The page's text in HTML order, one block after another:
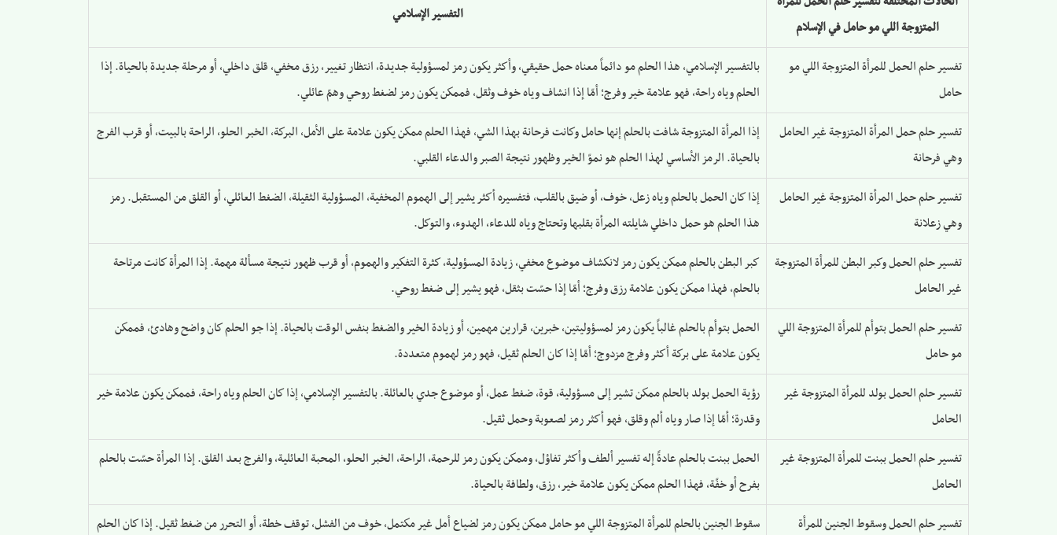
المتزوجة اللي مو حامل في الإسلام
التفسير الإسلامي
تفسير حلم الحمل للمرأة المتزوجة اللي مو
حامل
بالتفسير الإسلامي، هذا الحلم مو دائماً معناه حمل حقيقي، وأكثر يكون رمز لمسؤولية جديدة، انتظار تغيير، رزق مخفي، قلق داخلي، أو مرحلة جديدة بالحياة. إذا
الحلم وياه راحة، فهو علامة خير وفرج؛ أمّا إذا انشاف وياه خوف وثقل، فممكن يكون رمز لضغط روحي وهمّ عائلي.
تفسير حلم حمل المرأة المتزوجة غير الحامل
وهي فرحانة
إذا المرأة المتزوجة شافت بالحلم إنها حامل وكانت فرحانة بهذا الشي، فهذا الحلم ممكن يكون علامة على الأمل، البركة، الخبر الحلو، الراحة بالبيت، أو قرب الفرج
بالحياة. الرمز الأساسي لهذا الحلم هو نموّ الخير وظهور نتيجة الصبر والدعاء القلبي.
تفسير حلم حمل المرأة المتزوجة غير الحامل
وهي زعلانة
إذا كان الحمل بالحلم وياه زعل، خوف، أو ضيق بالقلب، فتفسيره أكثر يشير إلى الهموم المخفية، المسؤولية الثقيلة، الضغط العائلي، أو القلق من المستقبل. رمز
هذا الحلم هو حمل داخلي شايلته المرأة بقلبها وتحتاج وياه للدعاء، الهدوء، والتوكل.
تفسير حلم الحمل وكبر البطن للمرأة المتزوجة
غير الحامل
كبر البطن بالحلم ممكن يكون رمز لانكشاف موضوع مخفي، زيادة المسؤولية، كثرة التفكير والهموم، أو قرب ظهور نتيجة مسألة مهمة. إذا المرأة كانت مرتاحة
بالحلم، فهذا ممكن يكون علامة رزق وفرج؛ أمّا إذا حسّت بثقل، فهو يشير إلى ضغط روحي.
تفسير حلم الحمل بتوأم للمرأة المتزوجة اللي
مو حامل
الحمل بتوأم بالحلم غالباً يكون رمز لمسؤوليتين، خبرين، قرارين مهمين، أو زيادة الخير والضغط بنفس الوقت بالحياة. إذا جو الحلم كان واضح وهادئ، فممكن
يكون علامة على بركة أكثر وفرج مزدوج؛ أمّا إذا كان الحلم ثقيل، فهو رمز لهموم متعددة.
تفسير حلم الحمل بولد للمرأة المتزوجة غير
الحامل
رؤية الحمل بولد بالحلم ممكن تشير إلى مسؤولية، قوة، ضغط عمل، أو موضوع جدي بالعائلة. بالتفسير الإسلامي، إذا كان الحلم وياه راحة، فممكن يكون علامة خير
وقدرة؛ أمّا إذا صار وياه ألم وقلق، فهو أكثر رمز لصعوبة وحمل ثقيل.
تفسير حلم الحمل ببنت للمرأة المتزوجة غير
الحامل
الحمل ببنت بالحلم عادةً إله تفسير ألطف وأكثر تفاؤل، وممكن يكون رمز للرحمة، الراحة، الخبر الحلو، المحبة العائلية، والفرج بعد القلق. إذا المرأة حسّت بالحلم
بفرح أو خفّة، فهذا الحلم ممكن يكون علامة خير، رزق، ولطافة بالحياة.
تفسير حلم الحمل وسقوط الجنين للمرأة
سقوط الجنين بالحلم للمرأة المتزوجة اللي مو حامل ممكن يكون رمز لضياع أمل غير مكتمل، خوف من الفشل، توقف خطة، أو التحرر من ضغط ثقيل. إذا كان الحلم